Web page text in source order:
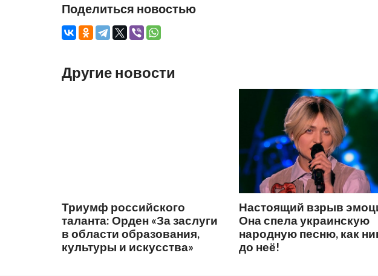
Поделиться новостью
Другие новости
Триумф российского
таланта: Орден «За заслуги
в области образования,
культуры и искусства»
Настоящий взрыв
Она спела украинскую
народную песню, как
до неё!